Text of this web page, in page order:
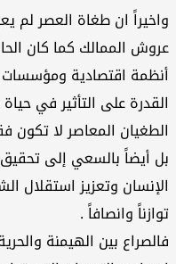
واخيراً ان طغاة العصر لم
عروش الممالك كما كان
أنظمة اقتصادية ومؤسسات
القدرة على التأثير في
الطغيان المعاصر لا تكون
بل أيضاً بالسعي إلى
الإنسان وتعزيز استقلال
توازناً وانصافاً .
فالصراع بين الهيمنة